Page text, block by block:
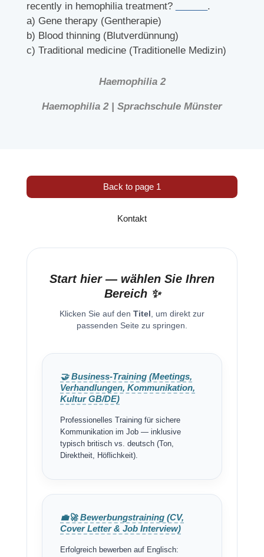
recently in hemophilia treatment?
.
a) Gene therapy (Gentherapie)
b) Blood thinning (Blutverdünnung)
c) Traditional medicine (Traditionelle Medizin)
Haemophilia 2
Haemophilia 2 | Sprachschule Münster
Back to page 1
Kontakt
Start hier — wählen Sie Ihren
Bereich ✨
Klicken Sie auf den Titel , um direkt zur
passenden Seite zu springen.
🤝 Business-Training (Meetings,
Verhandlungen, Kommunikation,
Kultur GB/DE)
Professionelles Training für sichere
Kommunikation im Job — inklusive
typisch britisch vs. deutsch (Ton,
Direktheit, Höflichkeit).
💼🚀 Bewerbungstraining (CV,
Cover Letter & Job Interview)
Erfolgreich bewerben auf Englisch: